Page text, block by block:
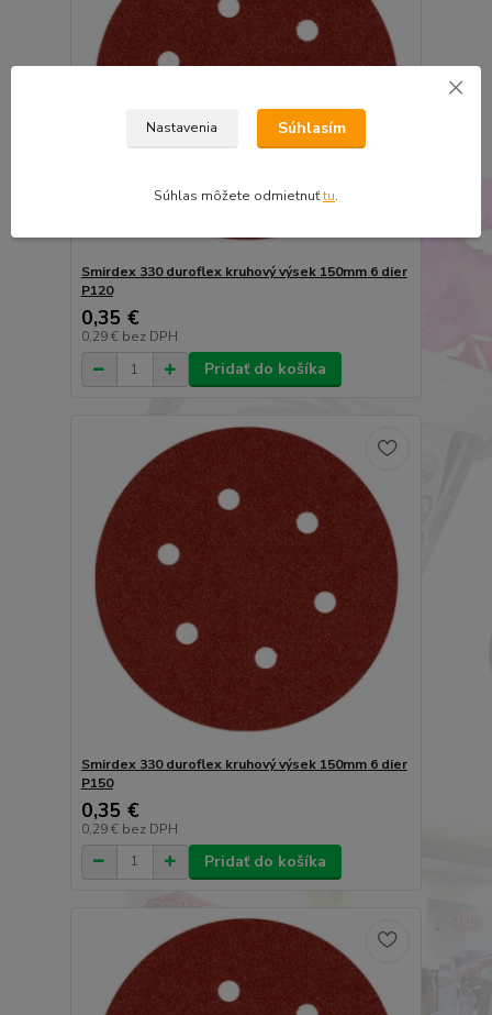
Smirdex 330 duroflex kruhový výsek 150mm 6 dier
P120
0,35 €
0,29 € bez DPH
Pridať do košíka
Smirdex 330 duroflex kruhový výsek 150mm 6 dier
P150
0,35 €
0,29 € bez DPH
Pridať do košíka
Nastavenia Súhlasím
Súhlas môžete odmietnuťtu.